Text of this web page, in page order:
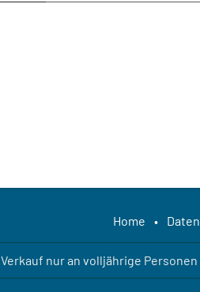
Home •
Verkauf nur an volljährige